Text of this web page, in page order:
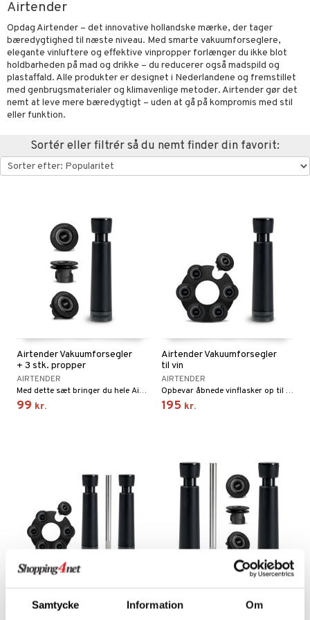
Samtycke Information Om
Airtender
Opdag Airtender – det innovative hollandske mærke, der tager
bæredygtighed til næste niveau. Med smarte vakuumforseglere,
elegante vinluftere og effektive vinpropper forlænger du ikke blot
holdbarheden på mad og drikke – du reducerer også madspild og
plastaffald. Alle produkter er designet i Nederlandene og fremstillet
med genbrugsmaterialer og klimavenlige metoder. Airtender gør det
nemt at leve mere bæredygtigt – uden at gå på kompromis med stil
eller funktion.
Sortér eller filtrér så du nemt finder din favorit:
Airtender Vakuumforsegler
+ 3 stk. propper
AIRTENDER
Med dette sæt bringer du hele Airtender-vakuumkollektionen ind i dit hjem! Hold vinen frisk længere i flasken.
99 kr.
Airtender Vakuumforsegler
til vin
AIRTENDER
Opbevar åbnede vinflasker op til 5 gange længere.
195 kr.
Airtender Vinelsker Airtender Vinelsker Sæt
Art& Hylder
& Kroge
& Kurve
Køkken
& Cocktailglas
& Cognacglas
Kasseroller
& Bageforme
Karafler
& Strygestål
& Grønsagsknive
Te & Espresso
maskiner
& Elkedel
& Rengøring
& Skåle
Tallerkener
Kroge
& Kurve
& Pudebetræk
& Dyner
Plaider
& Dyner
mod myg & insekter
& Foderhuse